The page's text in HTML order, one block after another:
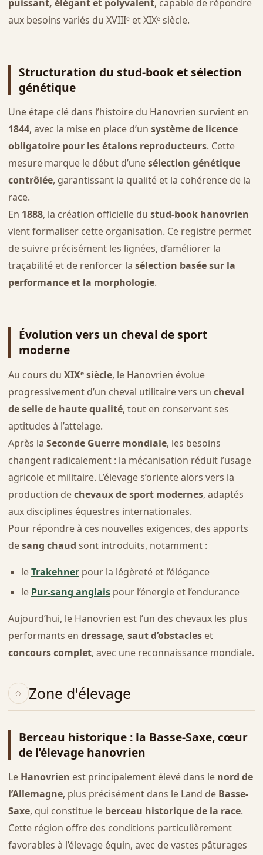
puissant, élégant et polyvalent, capable de répondre
aux besoins variés du XVIIIᵉ et XIXᵉ siècle.
Structuration du stud-book et sélection
génétique
Une étape clé dans l’histoire du Hanovrien survient en
1844, avec la mise en place d’un système de licence
obligatoire pour les étalons reproducteurs. Cette
mesure marque le début d’unesélection génétique
contrôlée, garantissant la qualité et la cohérence de la
race.
En 1888, la création officielle du stud-book hanovrien
vient formaliser cette organisation. Ce registre permet
de suivre précisément les lignées, d’améliorer la
traçabilité et de renforcer la sélection basée sur la
performance et la morphologie.
Évolution vers un cheval de sport
moderne
Au cours du XIXᵉ siècle, le Hanovrien évolue
progressivement d’un cheval utilitaire vers un cheval
de selle de haute qualité, tout en conservant ses
aptitudes à l’attelage.
Après la Seconde Guerre mondiale, les besoins
changent radicalement : la mécanisation réduit l’usage
agricole et militaire. L’élevage s’oriente alors vers la
production dechevaux de sport modernes, adaptés
aux disciplines équestres internationales.
Pour répondre à ces nouvelles exigences, des apports
desang chaud sont introduits, notamment :
leTrakehnerpour la légèreté et l’élégance
le Pur-sang anglaispour l’énergie et l’endurance
Aujourd’hui, le Hanovrien est l’un des chevaux les plus
performants en dressage, saut d’obstacleset
concours complet, avec une reconnaissance mondiale.
Zone d'élevage
Berceau historique : la Basse-Saxe, cœur
de l’élevage hanovrien
Le Hanovrien est principalement élevé dans le nord de
l’Allemagne, plus précisément dans le Land de Basse-
Saxe, qui constitue le berceau historique de la race.
Cette région offre des conditions particulièrement
favorables à l’élevage équin, avec de vastes pâturages